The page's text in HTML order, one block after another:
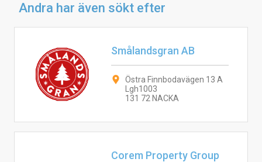
Andra har även sökt efter
Smålandsgran AB
Östra Finnbodavägen 13 A
Lgh1003
131 72 NACKA
Corem Property Group